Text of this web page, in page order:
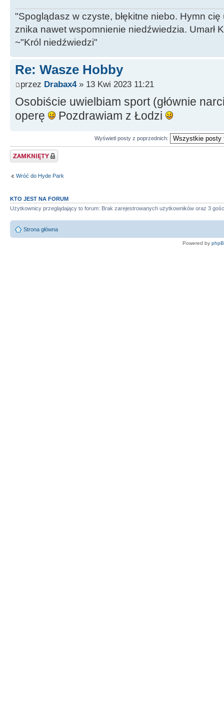
"Spoglądasz w czyste, błękitne niebo. Hymn
znika nawet wspomnienie niedźwiedzia. Umarł
~"Król niedźwiedzi"
Re: Wasze Hobby
przez Drabax4» 13 Kwi 2023 11:21
Osobiście uwielbiam sport (głównie
operę
Pozdrawiam z Łodzi
Wyświetl posty z poprzednich:
Zablokowany temat
Wróć do Hyde Park
KTO JEST NA FORUM
Użytkownicy przeglądający to forum: Brak zarejestrowanych użytkowników oraz 3
Strona główna
Powered by